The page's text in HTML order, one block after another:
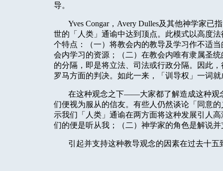
导。
Yves Congar， Avery Dulles及其他神学家已
世的「人类」通谕中达到顶点。此模式以高度
个特点：（一）将教会内的教导及学习作不适
会内学习的资源；（二）在教会内唯有隶属圣
的分隔，即是将立法、司法或行政分隔。因此
罗马方面的判决。如此一来，「训导权」一词
在这种观念之下——大家都了解造成这种
们便视为服从的信友。有些人仍然谈论「同意
示我们「人类」通谕在两方面将这种发展引人
们的便是听从我；（二）神学家的角色是解说
引起并支持这种教导观念的因素在过去十